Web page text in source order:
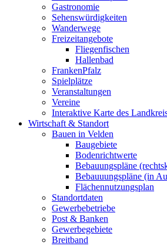
Gastronomie
Sehenswürdigkeiten
Wanderwege
Freizeitangebote
Fliegenfischen
Hallenbad
FrankenPfalz
Spielplätze
Veranstaltungen
Vereine
Interaktive Karte des
Wirtschaft & Standort
Bauen in Velden
Baugebiete
Bodenrichtwerte
Bebauungspläne
Bebauuungspläne (in
Flächennutzungsplan
Standortdaten
Gewerbebetriebe
Post & Banken
Gewerbegebiete
Breitband